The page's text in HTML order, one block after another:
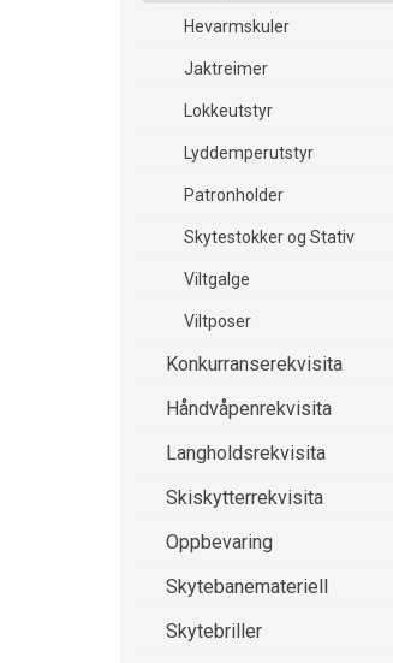
Hevarmskuler
Jaktreimer
Lokkeutstyr
Lyddemperutstyr
Patronholder
Skytestokker og Stativ
Viltgalge
Viltposer
Konkurranserekvisita
Håndvåpenrekvisita
Langholdsrekvisita
Skiskytterrekvisita
Oppbevaring
Skytebanemateriell
Skytebriller